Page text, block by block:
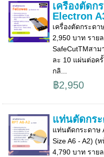
เครื่องตัดก
Electron
เครื่องตัดกระดา
2,950 บาท ราย
SafeCutTMสา
ละ 10 แผ่นต่อค
กลิ...
฿2,950
แท่นตัดกระ
แท่นตัดกระดาษ
Size A6 - A2) (
4,790 บาท ราย